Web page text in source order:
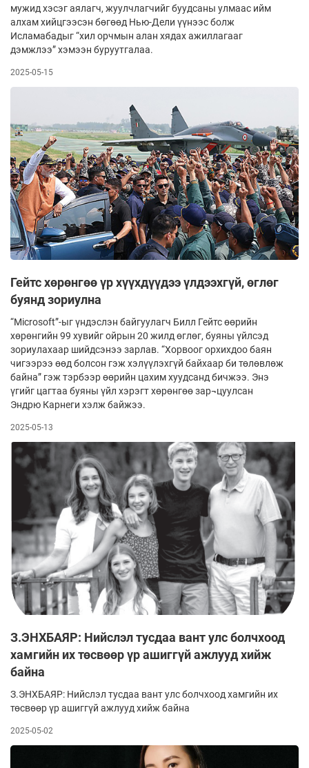
мужид хэсэг аялагч, жуулчлагчийг буудсаны улмаас ийм
алхам хийцгээсэн бөгөөд Нью-Дели үүнээс болж
Исламабадыг “хил орчмын алан хядах ажиллагааг
дэмжлээ” хэмээн буруутгалаа.
2025-05-15
Гейтс хөрөнгөө үр хүүхдүүдээ үлдээхгүй, өглөг
буянд зориулна
“Microsoft”-ыг үндэслэн байгуулагч Билл Гейтс өөрийн
хөрөнгийн 99 хувийг ойрын 20 жилд өглөг, буяны үйлсэд
зориулахаар шийдсэнээ зарлав. “Хорвоог орхихдоо баян
чигээрээ өөд болсон гэж хэлүүлэхгүй байхаар би төлөвлөж
байна” гэж тэрбээр өөрийн цахим хуудсанд бичжээ. Энэ
үгийг цагтаа буяны үйл хэрэгт хөрөнгөө зар¬цуулсан
Эндрю Карнеги хэлж байжээ.
2025-05-13
З.ЭНХБАЯР: Нийслэл тусдаа вант улс болчхоод
хамгийн их төсвөөр үр ашиггүй ажлууд хийж
байна
З.ЭНХБАЯР: Нийслэл тусдаа вант улс болчхоод хамгийн их
төсвөөр үр ашиггүй ажлууд хийж байна
2025-05-02